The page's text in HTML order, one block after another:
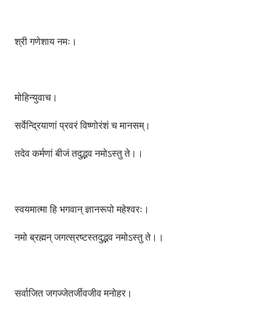
श्री गणेशाय नमः।
मोहिन्युवाच।
सर्वेन्द्रियाणां प्रवरं विष्णोरंशं च मानसम्।
तदेव कर्मणां बीजं तदुद्भव नमोऽस्तु ते।।
स्वयमात्मा हि भगवान् ज्ञानरूपो महेश्वरः।
नमो ब्रह्मन् जगत्स्रष्टस्तदुद्भव नमोऽस्तु ते।।
सर्वाजित जगज्जेतर्जीवजीव मनोहर।